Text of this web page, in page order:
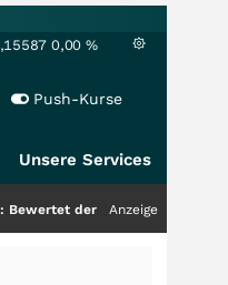
0,00 %
Push-Kurse
Unsere Services
der Markt noch immer nur die
Anzeige